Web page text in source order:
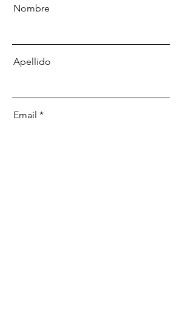
Nombre
Apellido
Email